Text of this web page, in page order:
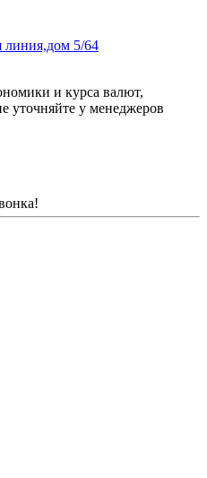
линия,дом 5/64
и курса валют,
уточняйте у менеджеров